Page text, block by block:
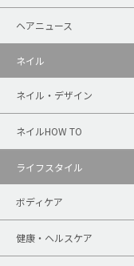
ヘアニュース
ネイル
ネイル・デザイン
ネイルHOW TO
ライフスタイル
ボディケア
健康・ヘルスケア